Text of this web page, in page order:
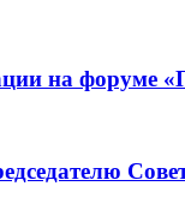
на форуме